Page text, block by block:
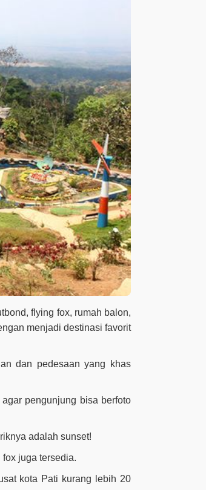
flying fox, rumah balon,
menjadi destinasi favorit
dan pedesaan yang khas
pengunjung bisa berfoto
adalah sunset!
juga tersedia.
kota Pati kurang lebih 20